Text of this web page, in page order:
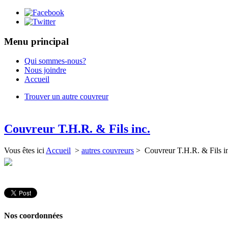
Menu principal
Qui sommes-nous?
Nous joindre
Accueil
Trouver un autre couvreur
Couvreur T.H.R. & Fils inc.
Vous êtes ici Accueil > autres couvreurs > Couvreur T.H.R. & Fils
Nos coordonnées